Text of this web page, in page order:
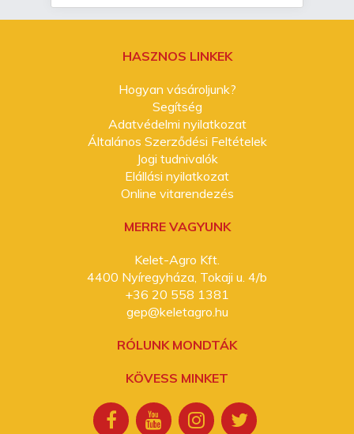
HASZNOS LINKEK
Hogyan vásároljunk?
Segítség
Adatvédelmi nyilatkozat
Általános Szerződési Feltételek
Jogi tudnivalók
Elállási nyilatkozat
Online vitarendezés
MERRE VAGYUNK
Kelet-Agro Kft.
4400 Nyíregyháza, Tokaji u. 4/b
+36 20 558 1381
gep@keletagro.hu
RÓLUNK MONDTÁK
KÖVESS MINKET